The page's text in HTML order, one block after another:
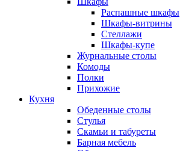
Распашные шкафы
Шкафы-витрины
Стеллажи
Шкафы-купе
Журнальные столы
Комоды
Полки
Прихожие
Кухня
Обеденные столы
Стулья
Скамьи и табуреты
Барная мебель